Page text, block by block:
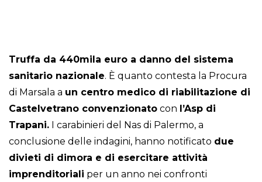
Truffa da 440mila euro a danno del sistema
sanitario nazionale. È quanto contesta la Procura
di Marsala a un centro medico di riabilitazione di
Castelvetrano convenzionato con l’Asp di
Trapani. I carabinieri del Nas di Palermo, a
conclusione delle indagini, hanno notificato due
divieti di dimora e di esercitare attività
imprenditoriali per un anno nei confronti